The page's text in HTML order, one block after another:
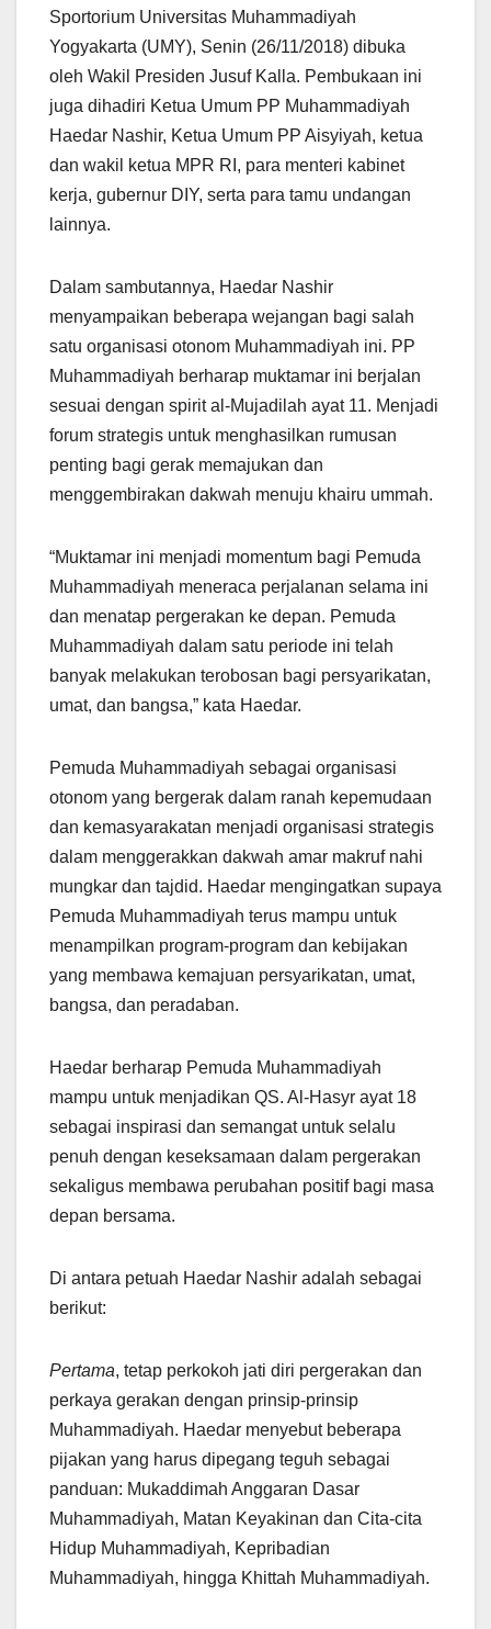
Sportorium Universitas Muhammadiyah
Yogyakarta (UMY), Senin (26/11/2018) dibuka
oleh Wakil Presiden Jusuf Kalla. Pembukaan ini
juga dihadiri Ketua Umum PP Muhammadiyah
Haedar Nashir, Ketua Umum PP Aisyiyah, ketua
dan wakil ketua MPR RI, para menteri kabinet
kerja, gubernur DIY, serta para tamu undangan
lainnya.
Dalam sambutannya, Haedar Nashir
menyampaikan beberapa wejangan bagi salah
satu organisasi otonom Muhammadiyah ini. PP
Muhammadiyah berharap muktamar ini berjalan
sesuai dengan spirit al-Mujadilah ayat 11. Menjadi
forum strategis untuk menghasilkan rumusan
penting bagi gerak memajukan dan
menggembirakan dakwah menuju khairu ummah.
“Muktamar ini menjadi momentum bagi Pemuda
Muhammadiyah meneraca perjalanan selama ini
dan menatap pergerakan ke depan. Pemuda
Muhammadiyah dalam satu periode ini telah
banyak melakukan terobosan bagi persyarikatan,
umat, dan bangsa,” kata Haedar.
Pemuda Muhammadiyah sebagai organisasi
otonom yang bergerak dalam ranah kepemudaan
dan kemasyarakatan menjadi organisasi strategis
dalam menggerakkan dakwah amar makruf nahi
mungkar dan tajdid. Haedar mengingatkan supaya
Pemuda Muhammadiyah terus mampu untuk
menampilkan program-program dan kebijakan
yang membawa kemajuan persyarikatan, umat,
bangsa, dan peradaban.
Haedar berharap Pemuda Muhammadiyah
mampu untuk menjadikan QS. Al-Hasyr ayat 18
sebagai inspirasi dan semangat untuk selalu
penuh dengan keseksamaan dalam pergerakan
sekaligus membawa perubahan positif bagi masa
depan bersama.
Di antara petuah Haedar Nashir adalah sebagai
berikut:
Pertama, tetap perkokoh jati diri pergerakan dan
perkaya gerakan dengan prinsip-prinsip
Muhammadiyah. Haedar menyebut beberapa
pijakan yang harus dipegang teguh sebagai
panduan: Mukaddimah Anggaran Dasar
Muhammadiyah, Matan Keyakinan dan Cita-cita
Hidup Muhammadiyah, Kepribadian
Muhammadiyah, hingga Khittah Muhammadiyah.